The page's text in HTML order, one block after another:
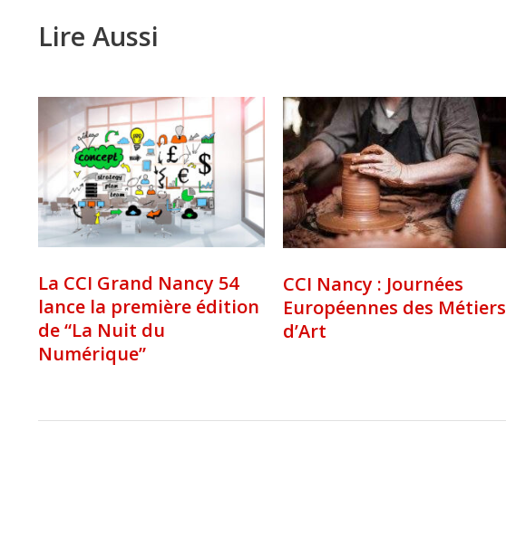
Lire Aussi
La CCI Grand Nancy 54
lance la première édition
de “La Nuit du
Numérique”
CCI Nancy : Journées
Européennes des Métiers
d’Art